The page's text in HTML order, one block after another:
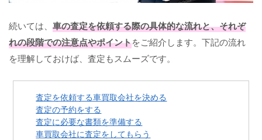
続いては、 車の査定を依頼する際の具体的な流れと、それぞ
れの段階での注意点やポイントをご紹介します。下記の流れ
を理解しておけば、査定もスムーズです。
査定を依頼する車買取会社を決める
査定の予約をする
査定に必要な書類を準備する
車買取会社に査定をしてもらう